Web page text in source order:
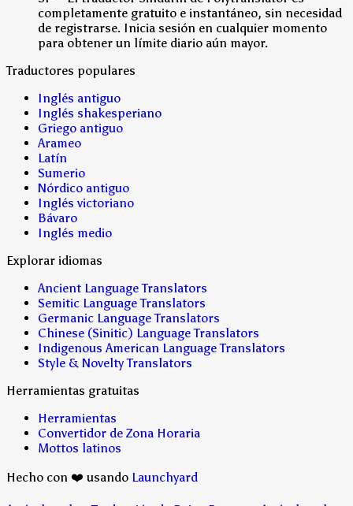
completamente gratuito e instantáneo, sin necesidad
de registrarse. Inicia sesión en cualquier momento
para obtener un límite diario aún mayor.
Traductores populares
Inglés antiguo
Inglés shakesperiano
Griego antiguo
Arameo
Latín
Sumerio
Nórdico antiguo
Inglés victoriano
Bávaro
Inglés medio
Explorar idiomas
Ancient Language Translators
Semitic Language Translators
Germanic Language Translators
Chinese (Sinitic) Language Translators
Indigenous American Language Translators
Style & Novelty Translators
Herramientas gratuitas
Herramientas
Convertidor de Zona Horaria
Mottos latinos
Hecho con ❤️ usando Launchyard